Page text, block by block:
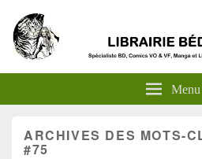
Menu
ARCHIVES DES MOTS-
#75